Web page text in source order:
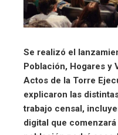
Se realizó el
Población, Hogares y
Actos de la Torre
explicaron las
trabajo censal,
digital que